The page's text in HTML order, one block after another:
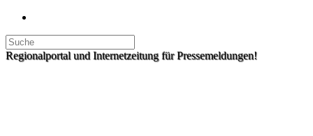
Regionalportal und Internetzeitung für Pressemeldungen!